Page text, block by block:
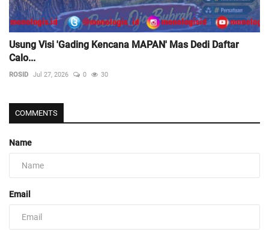
Usung Visi 'Gading Kencana MAPAN' Mas Dedi Daftar
Calo...
ROSID Jul 27, 2026 0 30
COMMENTS
Name
Email